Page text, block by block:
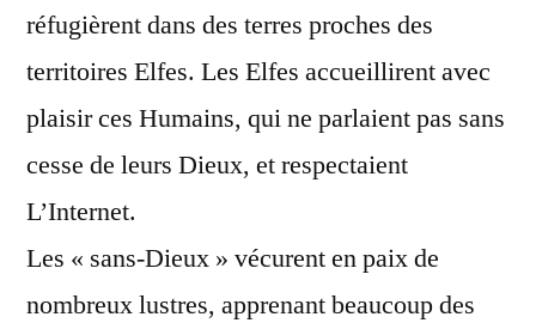
réfugièrent dans des terres proches des
territoires Elfes. Les Elfes accueillirent avec
plaisir ces Humains, qui ne parlaient pas sans
cesse de leurs Dieux, et respectaient
L’Internet.
Les « sans-Dieux » vécurent en paix de
nombreux lustres, apprenant beaucoup des